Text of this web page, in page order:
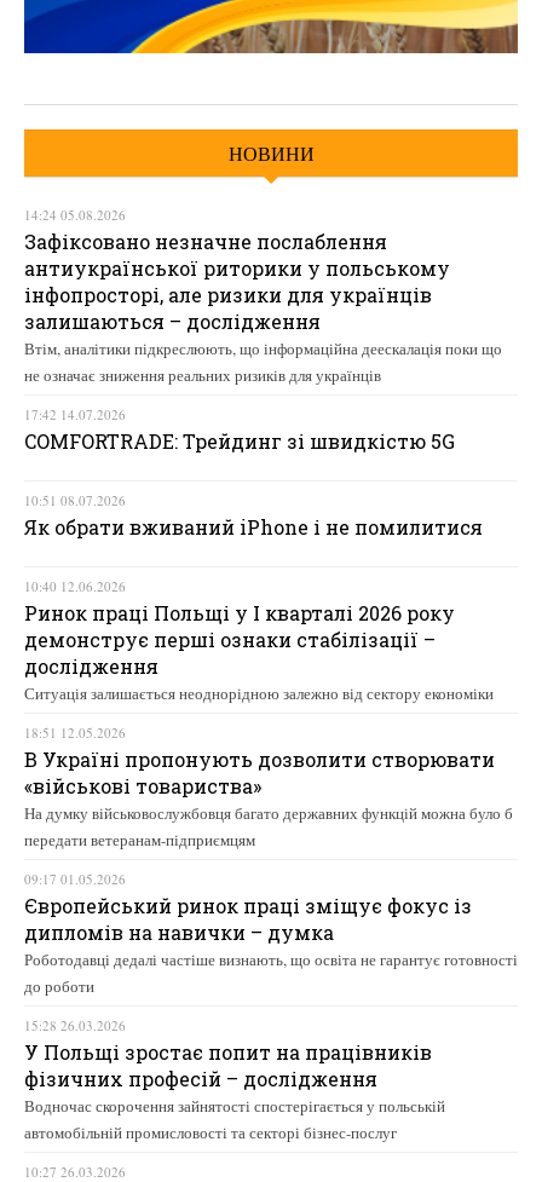
НОВИНИ
14:24 05.08.2026
Зафіксовано незначне послаблення
антиукраїнської риторики у польському
інфопросторі, але ризики для українців
залишаються – дослідження
Втім, аналітики підкреслюють, що інформаційна деескалація поки що
не означає зниження реальних ризиків для українців
17:42 14.07.2026
COMFORTRADE: Трейдинг зі швидкістю 5G
10:51 08.07.2026
Як обрати вживаний iPhone і не помилитися
10:40 12.06.2026
Ринок праці Польщі у І кварталі 2026 року
демонструє перші ознаки стабілізації –
дослідження
Ситуація залишається неоднорідною залежно від сектору економіки
18:51 12.05.2026
В Україні пропонують дозволити створювати
«військові товариства»
На думку військовослужбовця багато державних функцій можна було б
передати ветеранам-підприємцям
09:17 01.05.2026
Європейський ринок праці зміщує фокус із
дипломів на навички – думка
Роботодавці дедалі частіше визнають, що освіта не гарантує готовності
до роботи
15:28 26.03.2026
У Польщі зростає попит на працівників
фізичних професій – дослідження
Водночас скорочення зайнятості спостерігається у польській
автомобільній промисловості та секторі бізнес-послуг
10:27 26.03.2026